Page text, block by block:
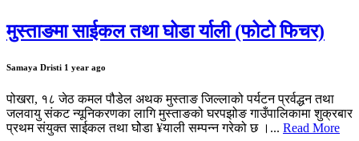
मुस्ताङमा साईकल तथा घोडा र्याली (फोटो फिचर)
Samaya Dristi 1 year ago
पोखरा, १८ जेठ कमल पौडेल अथक मुस्ताङ जिल्लाको पर्यटन प्रर्वद्धन तथा
जलवायु संकट न्यूनिकरणका लागि मुस्ताङको घरपझोङ गाउँपालिकामा शुक्रबार
प्रथम संयुक्त साईकल तथा घोेडा ¥याली सम्पन्न गरेको छ ।... Read More